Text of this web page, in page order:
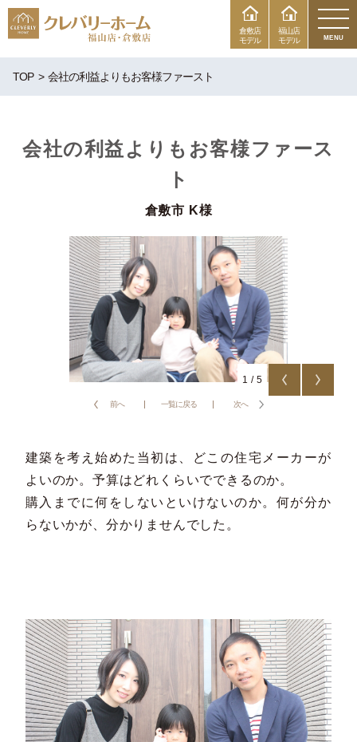
福山店
モデル
倉敷店
モデル
MENU
TOP 会社の利益よりもお客様ファースト
会社の利益よりもお客様ファース
ト
倉敷市 K様
1 / 5
前へ 一覧に戻る 次へ
建築を考え始めた当初は、どこの住宅メーカーが
よいのか。予算はどれくらいでできるのか。
購入までに何をしないといけないのか。何が分か
らないかが、分かりませんでした。